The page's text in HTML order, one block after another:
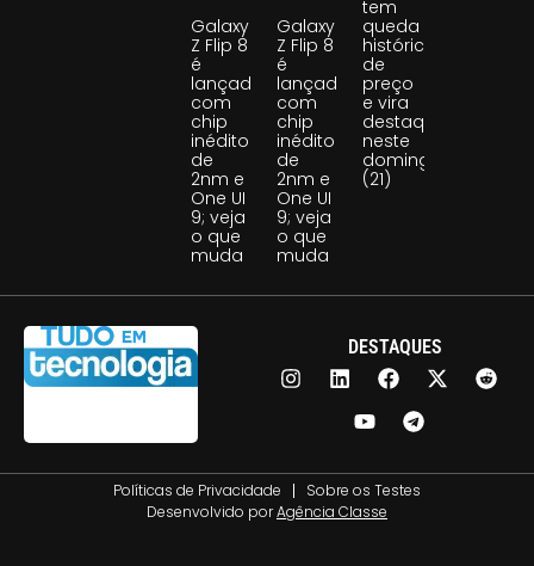
Galaxy
Z Flip 8
é
lançado
com
chip
inédito
de
2nm e
One UI
9; veja
o que
muda
Galaxy
Z Flip 8
é
lançado
com
chip
inédito
de
2nm e
One UI
9; veja
o que
muda
tem
queda
histórica
de
preço
e vira
destaque
neste
domingo
(21)
DESTAQUES
Políticas de Privacidade
Sobre os Testes
Desenvolvido porAgência Classe